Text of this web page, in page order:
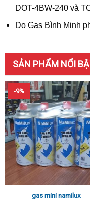
DOT-4BW-240 và
Do Gas Bình Minh
SẢN PHẨM NỔI
-9%
gas mini namilux